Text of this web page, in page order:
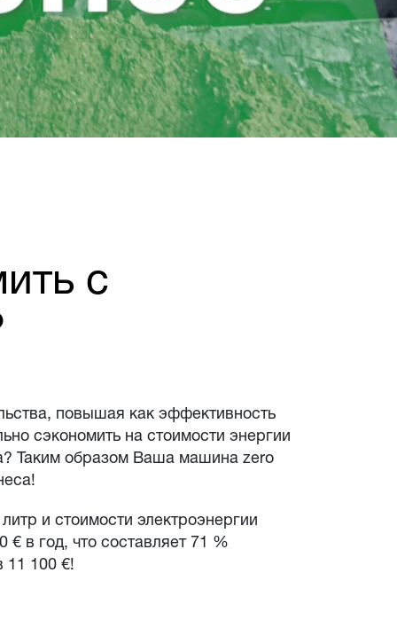
с
повышая как эффективность
сэкономить на стоимости энергии
Таким образом Ваша машина zero
и стоимости электроэнергии
в год, что составляет 71 %
11 100 €!